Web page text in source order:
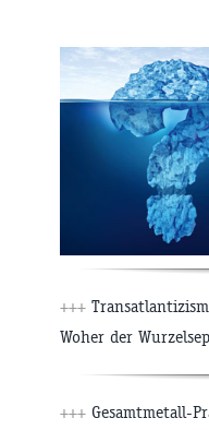
+++
Woher der
+++ Gesamtmetall-